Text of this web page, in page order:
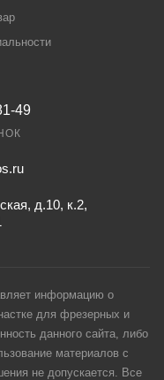
49
д.10, к.2,
информацию о
для фрезерных и
данного сайта, либо
материалов с
не допускается. Все